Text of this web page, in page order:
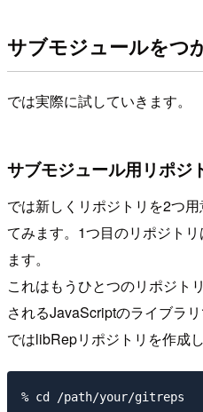
サブモジュールをつ
では実際に試していきます。
サブモジュール用リポジ
では新しくリポジトリを2つ
てみます。1つ目のリポジト
ます。
これはもうひとつのリポジト
されるJavaScriptのライブラリ
ではlibRepリポジトリを作成し
% cd /path/your/gitreps